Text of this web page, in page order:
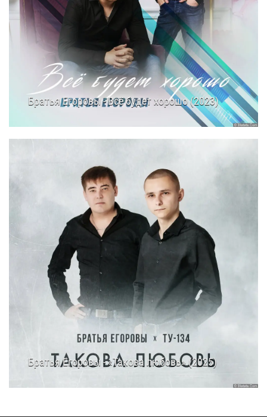
Братья Егоровы - Всё будет хорошо (2023)
Братья Егоровы - «Такова любовь» (2025)